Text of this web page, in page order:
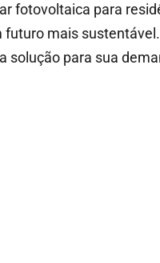
fotovoltaica para
mais
solução para sua